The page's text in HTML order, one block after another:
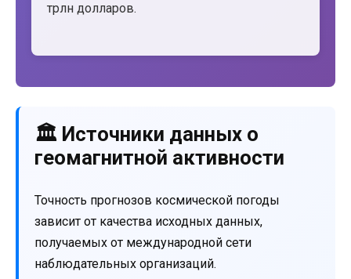
трлн долларов.
🏛️ Источники данных о
геомагнитной активности
Точность прогнозов космической погоды
зависит от качества исходных данных,
получаемых от международной сети
наблюдательных организаций.